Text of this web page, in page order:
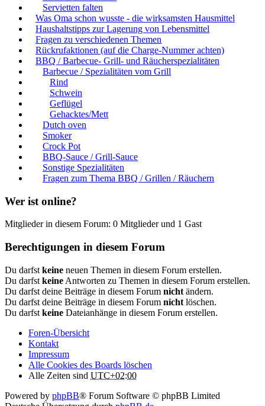
Servietten falten
Was Oma schon wusste - die wirksamsten Hausmittel
Haushaltstipps zur Lagerung von Lebensmittel
Fragen zu verschiedenen Themen
Rückrufaktionen (auf die Charge-Nummer achten)
BBQ / Barbecue- Grill- und Räucherspezialitäten
Barbecue / Spezialitäten vom Grill
Rind
Schwein
Geflügel
Gehacktes/Mett
Dutch oven
Smoker
Crock Pot
BBQ-Sauce / Grill-Sauce
Sonstige Spezialitäten
Fragen zum Thema BBQ / Grillen / Räuchern
Wer ist online?
Mitglieder in diesem Forum: 0 Mitglieder und 1 Gast
Berechtigungen in diesem Forum
Du darfst keine neuen Themen in diesem Forum erstellen.
Du darfst keine Antworten zu Themen in diesem Forum erstellen.
Du darfst deine Beiträge in diesem Forum nicht ändern.
Du darfst deine Beiträge in diesem Forum nicht löschen.
Du darfst keine Dateianhänge in diesem Forum erstellen.
Foren-Übersicht
Kontakt
Impressum
Alle Cookies des Boards löschen
Alle Zeiten sind UTC+02:00
Powered by phpBB® Forum Software © phpBB Limited